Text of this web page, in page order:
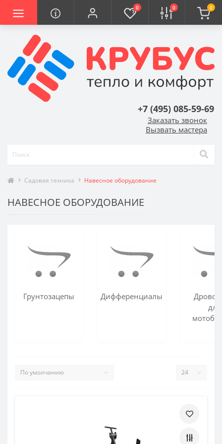
0 0 0
+7 (495) 085-59-69
Заказать звонок
Вызвать мастера
Садовая техника Навесное оборудование
НАВЕСНОЕ ОБОРУДОВАНИЕ
Грунтозацепы Дифференциалы
для